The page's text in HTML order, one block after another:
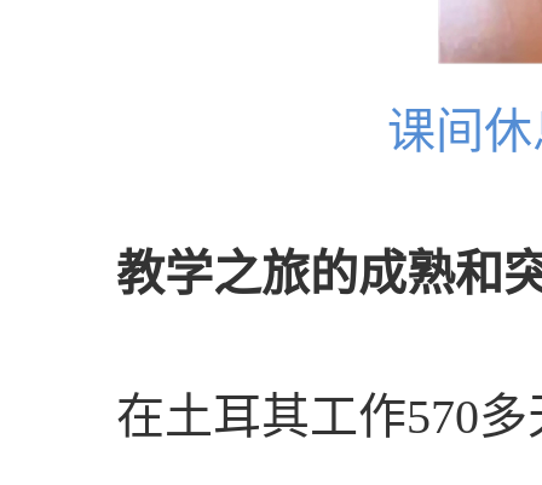
课间
教学之旅的成熟和
在土耳其工作570